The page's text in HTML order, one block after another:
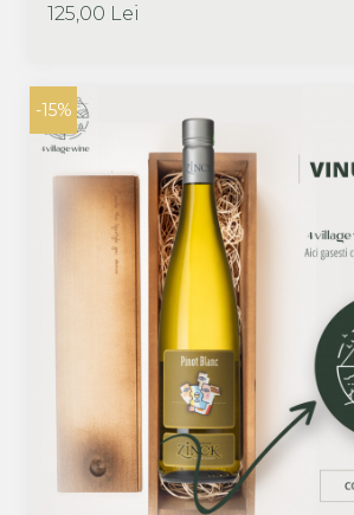
2023 750 ml, Domaine Zinck
125,00 Lei
-15%